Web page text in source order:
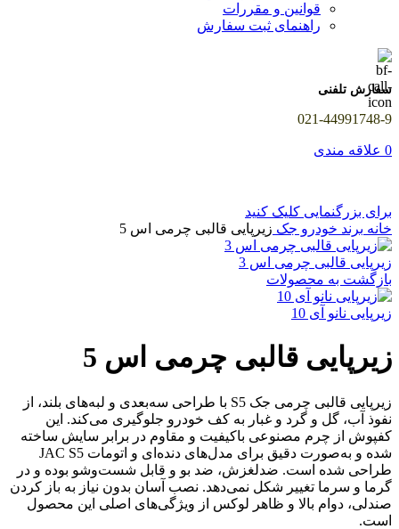
قوانین و مقررات
راهنمای ثبت سفارش
سفارش تلفنی
021-44991748-9
0 علاقه مندی
برای بزرگنمایی کلیک کنید
خانه برند خودرو جک زیرپایی قالبی چرمی اس 5
زیرپایی قالبی چرمی اس 3
بازگشت به محصولات
زیرپایی نانو آی 10
زیرپایی قالبی چرمی اس 5
زیرپایی قالبی چرمی جک S5 با طراحی سه‌بعدی و لبه‌های بلند، از
نفوذ آب، گل و گرد و غبار به کف خودرو جلوگیری می‌کند. این
کفپوش از چرم مصنوعی باکیفیت و مقاوم در برابر سایش ساخته
شده و به‌صورت دقیق برای مدل‌های دنده‌ای و اتومات JAC S5
طراحی شده است. ضدلغزش، ضد بو و قابل شست‌وشو بوده و در
گرما و سرما تغییر شکل نمی‌دهد. نصب آسان بدون نیاز به باز کردن
صندلی، دوام بالا و ظاهر لوکس از ویژگی‌های اصلی این محصول
است.